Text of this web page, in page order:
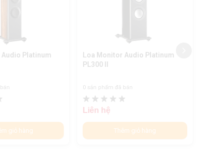
Platinum
giỏ hàng
Loa Monitor Audio Platinum
PL300 II
0 sản phẩm đã bán
Liên hệ
Thêm giỏ hàng